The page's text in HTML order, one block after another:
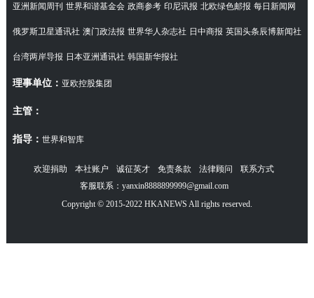
亚洲新闻周刊 世界和谐基金会 政商参考 印尼讯报 北欧绿色邮报 每日新闻网
俄罗斯卫星通讯社 澳门政法报 世界华人杂志社 日中商报 英国头条辰博新闻社
台湾两岸导报 日本亚洲通讯社 韩国新华报社
理事单位： 亚欧控股集团
主管：
指导： 世界和智库
欢迎捐助 本社账户 诚征英才 免责条款 法律顾问
联系方式
客服联系：yanxin8888899999@gmail.com
Copyright © 2015-2022 HKANEWS All rights reserved.